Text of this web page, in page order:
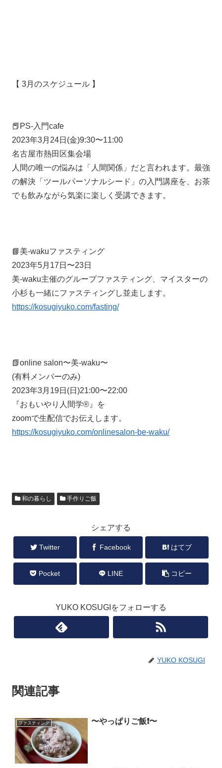
【 3月のスケジュール 】
📕PS-入門cafe
2023年3月24日(金)9:30〜11:00
名古屋市熱田区集会場
人間の唯一の悩みは「人間関係」だと言われます。最強
の解決「ツールパーソナルシード」の入門講座を、お茶
でも飲みながら気楽に楽しく受講できます。
📘美-wakuファスティング
2023年5月17日〜23日
美-waku主催のグループファスティング、マイスターの
小杉も一緒にファスティングし並走します。
https://kosugiyuko.com/fasting/
📗online salon〜美-waku〜
(有料メンバーのみ)
2023年3月19日(日)21:00〜22:00
『おもいやり人間学®️』を
zoomで生配信でお伝えします。
https://kosugiyuko.com/onlinesalon-be-waku/
和の暮らし 手作りご飯
シェアする
Twitter Facebook はてブ
Pocket LINE コピー
YUKO KOSUGIをフォローする
YUKO KOSUGI
関連記事
ファスティング 〜やっぱりご飯❗️〜